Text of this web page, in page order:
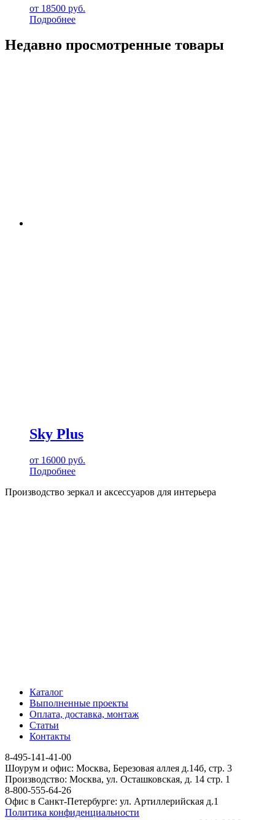
от 18500 руб.
Подробнее
Недавно просмотренные товары
Sky Plus
от 16000 руб.
Подробнее
Производство зеркал и аксессуаров для интерьера
Каталог
Выполненные проекты
Оплата, доставка, монтаж
Статьи
Контакты
8-495-141-41-00
Шоурум и офис: Москва, Березовая аллея д.14б, стр. 3
Производство: Москва, ул. Осташковская, д. 14 стр. 1
8-800-555-64-26
Офис в Санкт-Петербурге: ул. Артиллерийская д.1
Политика конфиденциальности